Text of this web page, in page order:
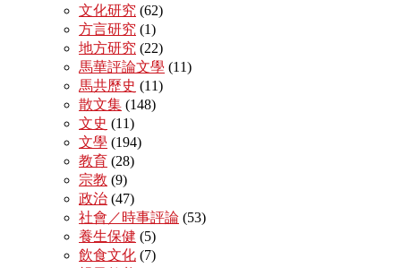
文化研究 (62)
方言研究 (1)
地方研究 (22)
馬華評論文學 (11)
馬共歷史 (11)
散文集 (148)
文史 (11)
文學 (194)
教育 (28)
宗教 (9)
政治 (47)
社會／時事評論 (53)
養生保健 (5)
飲食文化 (7)